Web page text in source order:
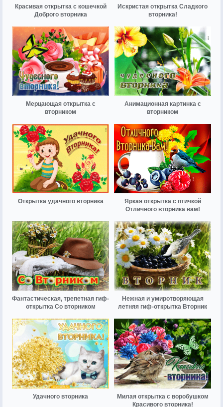
Красивая открытка с кошечкой
Доброго вторника
Искристая открытка Сладкого
вторника!
Мерцающая открытка с
вторником
Анимационная картинка с
вторником
Открытка удачного вторника
Яркая открытка с птичкой
Отличного вторника вам!
Фантастическая, трепетная гиф-
открытка Со вторником
Нежная и умиротворяющая
летняя гиф-открытка Вторник
Удачного вторника
Милая открытка с воробушком
Красивого вторника!